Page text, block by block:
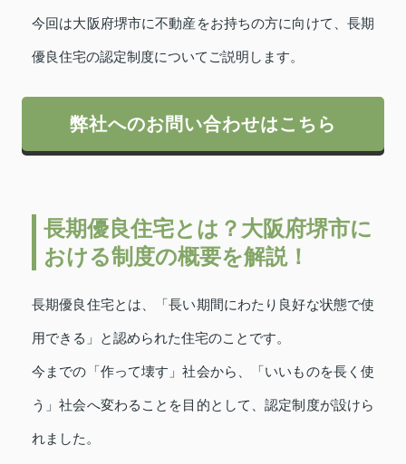
今回は大阪府堺市に不動産をお持ちの方に向けて、長期
優良住宅の認定制度についてご説明します。
弊社へのお問い合わせはこちら
長期優良住宅とは？大阪府堺市に
おける制度の概要を解説！
長期優良住宅とは、「長い期間にわたり良好な状態で使
用できる」と認められた住宅のことです。
今までの「作って壊す」社会から、「いいものを長く使
う」社会へ変わることを目的として、認定制度が設けら
れました。